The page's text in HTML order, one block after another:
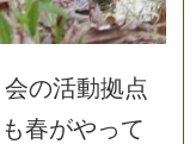
会の活動拠点
も春がやって